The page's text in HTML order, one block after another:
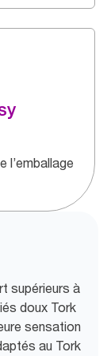
l’emballage
supérieurs à
doux Tork
sensation
au Tork